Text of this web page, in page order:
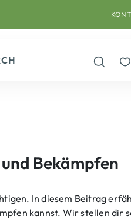
Bekämpfen
In diesem Beitrag
kannst. Wir stellen dir